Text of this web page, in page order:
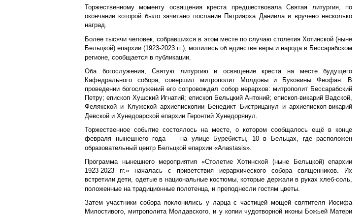
Торжественному моменту освящения креста предшествовала Святая литургия, по
окончании которой было зачитано послание Патриарха Даниила и вручено несколько
наград.
Более тысячи человек, собравшихся в этом месте по случаю столетия Хотинской (ныне
Бельцкой) епархии (1923-2023 гг.), молились об единстве веры и народа в Бессарабском
регионе, сообщается в публикации.
Оба богослужения, Святую литургию и освящение креста на месте будущего
Кафедрального собора, совершил митрополит Молдовы и Буковины Феофан. В
проведении богослужений его сопровождал собор иерархов: митрополит Бессарабский
Петру; епископ Хушский Игнатий; епископ Бельцкий Антоний; епископ-викарий Вадской,
Фелякской и Клужской архиепископии Бенедикт Бистрицанул и архиепископ-викарий
Девской и Хунедоарской епархии Геронтий Хунедорянул.
Торжественное событие состоялось на месте, о котором сообщалось ещё в конце
февраля нынешнего года — на улице Буребисты, 10 в Бельцах, где расположен
образовательный центр Бельцкой епархии «Anastasis».
Программа нынешнего мероприятия «Столетие Хотинской (ныне Бельцкой) епархии
1923-2023 гг.» началась с приветствия иерархического собора священников. Их
встретили дети, одетые в национальные костюмы, которые держали в руках хлеб-соль,
положенные на традиционные полотенца, и преподнесли гостям цветы.
Затем участники собора поклонились у ларца с частицей мощей святителя Иосифа
Милостивого, митрополита Молдавского, и у копии чудотворной иконы Божьей Матери